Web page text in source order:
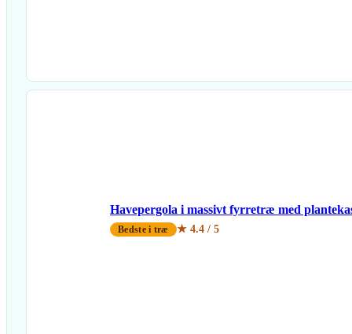
Havepergola i massivt fyrretræ med
Bedste i træ ★ 4.4 / 5